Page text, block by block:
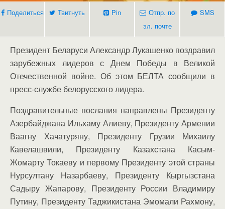
Поделиться Твитнуть Pin
Отпр. по
эл. почте
SMS
Президент Беларуси Александр Лукашенко поздравил
зарубежных лидеров с Днем Победы в Великой
Отечественной войне. Об этом БЕЛТА сообщили в
пресс-службе белорусского лидера.
Поздравительные послания направлены Президенту
Азербайджана Ильхаму Алиеву, Президенту Армении
Ваагну Хачатуряну, Президенту Грузии Михаилу
Кавелашвили, Президенту Казахстана Касым-
Жомарту Токаеву и первому Президенту этой страны
Нурсултану Назарбаеву, Президенту Кыргызстана
Садыру Жапарову, Президенту России Владимиру
Путину, Президенту Таджикистана Эмомали Рахмону,